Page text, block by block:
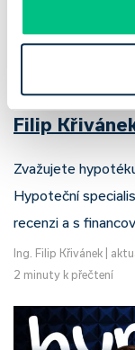
Recenze -
Filip
Zvažujete
Hypoteční
recenzi a s
Ing. Filip Křivánek
2 minuty k přečtení